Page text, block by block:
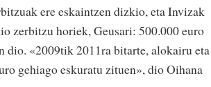
ere eskaintzen dizkio, eta Invizak
zerbitzu horiek, Geusari: 500.000 euro
dio. «2009tik 2011ra bitarte, alokairu eta
gehiago eskuratu zituen», dio Oihana